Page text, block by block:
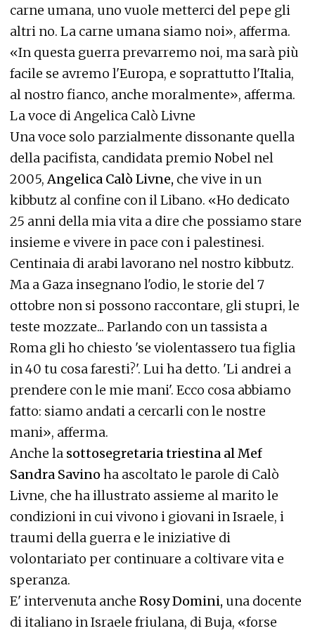
carne umana, uno vuole metterci del pepe gli
altri no. La carne umana siamo noi», afferma.
«In questa guerra prevarremo noi, ma sarà più
facile se avremo l'Europa, e soprattutto l'Italia,
al nostro fianco, anche moralmente», afferma.
La voce di Angelica Calò Livne
Una voce solo parzialmente dissonante quella
della pacifista, candidata premio Nobel nel
2005, Angelica Calò Livne, che vive in un
kibbutz al confine con il Libano. «Ho dedicato
25 anni della mia vita a dire che possiamo stare
insieme e vivere in pace con i palestinesi.
Centinaia di arabi lavorano nel nostro kibbutz.
Ma a Gaza insegnano l'odio, le storie del 7
ottobre non si possono raccontare, gli stupri, le
teste mozzate... Parlando con un tassista a
Roma gli ho chiesto 'se violentassero tua figlia
in 40 tu cosa faresti?'. Lui ha detto. 'Li andrei a
prendere con le mie mani'. Ecco cosa abbiamo
fatto: siamo andati a cercarli con le nostre
mani», afferma.
Anche la sottosegretaria triestina al Mef
Sandra Savino ha ascoltato le parole di Calò
Livne, che ha illustrato assieme al marito le
condizioni in cui vivono i giovani in Israele, i
traumi della guerra e le iniziative di
volontariato per continuare a coltivare vita e
speranza.
E' intervenuta anche Rosy Domini, una docente
di italiano in Israele friulana, di Buja, «forse